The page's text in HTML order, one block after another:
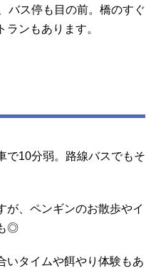
バス停も目の前。橋のすぐ
ンもあります。
で10分弱。路線バスでもそ
が、ペンギンのお散歩やイ
◎
いタイムや餌やり体験もあ